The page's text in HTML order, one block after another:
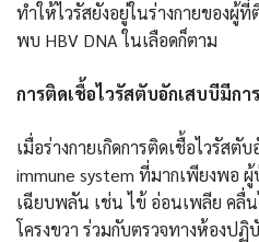
ทำให้ไวรัสยังอยู่ในร่างกายของผู้
พบ HBV DNA ในเลือดก็ตาม
การติดเชื้อไวรัสตับอักเสบบีมีกา
เมื่อร่างกายเกิดการติดเชื้อไวรัสตั
immune system ที่มากเพียงพอ
เฉียบพลัน เช่น ไข้ อ่อนเพลีย คลื่
โครงขวา ร่วมกับตรวจทางห้องป